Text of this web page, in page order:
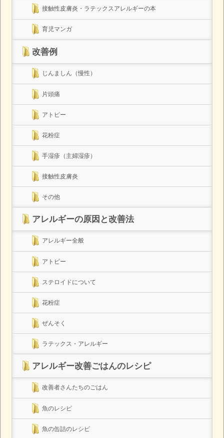
接触性皮膚炎・ラテックスアレルギーの本
育児マンガ
改善例
じんましん（慢性）
片頭痛
アトピー
花粉症
手湿疹（主婦湿疹）
接触性皮膚炎
その他
アレルギーの原因と改善法
アレルギー全般
アトピー
ステロイドについて
花粉症
ぜんそく
ラテックス・アレルギー
アレルギー改善ごはんのレシピ
改善者さんたちのごはん
魚のレシピ
魚の缶詰のレシピ